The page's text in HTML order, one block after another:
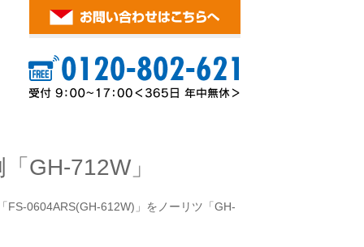
GH-712W」
FS-0604ARS(GH-612W)」をノーリツ「GH-